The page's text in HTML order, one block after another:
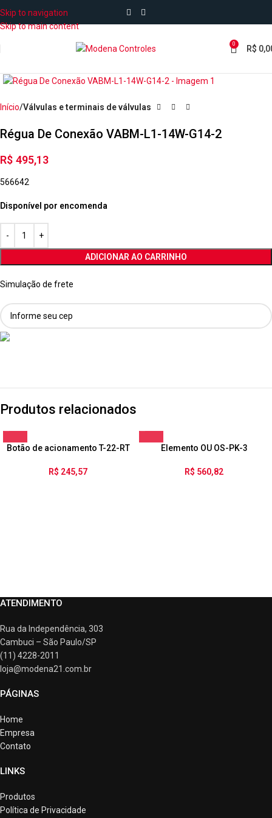
Skip to navigation
Skip to main content
0 R$
Início Válvulas e terminais de válvulas
Régua De Conexão VABM-L1-14W-G14-2
R$ 495,13
566642
Disponível por encomenda
ADICIONAR AO CARRINHO
Simulação de frete
Produtos relacionados
Botão de acionamento T-22-RT
R$ 245,57
Elemento OU OS-PK-3
R$ 560,82
ATENDIMENTO
Rua da Independência, 303
Cambuci – São Paulo/SP
(11) 4228-2011
loja@modena21.com.br
PÁGINAS
Home
Empresa
Contato
LINKS
Produtos
Política de Privacidade